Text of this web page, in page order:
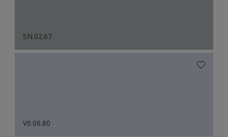
SN.02.67
V0.06.80